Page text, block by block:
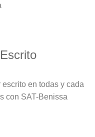
en todas y cada
con SAT-Benissa